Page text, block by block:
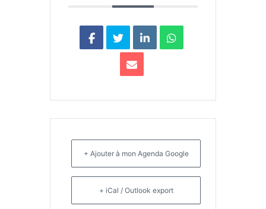
+ Ajouter à mon Agenda Google
+ iCal / Outlook export